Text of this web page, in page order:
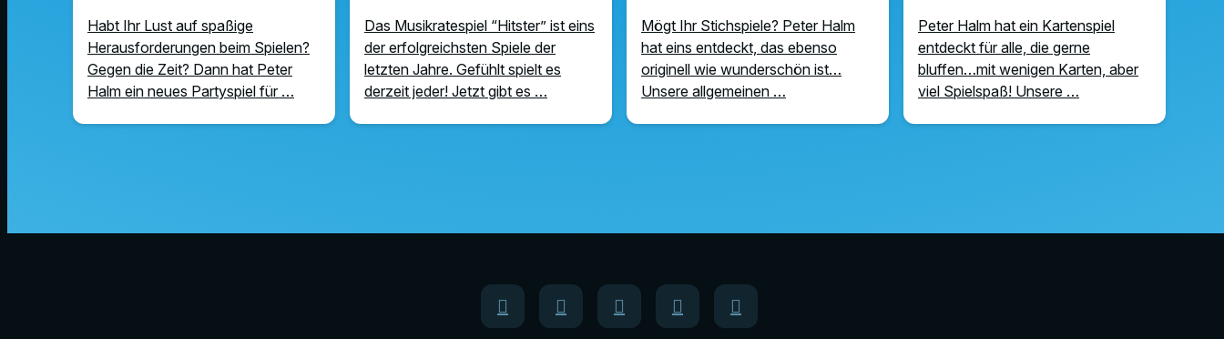
Habt Ihr Lust auf spaßige
Herausforderungen beim Spielen?
Gegen die Zeit? Dann hat Peter
Halm ein neues Partyspiel für …
Das Musikratespiel “Hitster” ist eins
der erfolgreichsten Spiele der
letzten Jahre. Gefühlt spielt es
derzeit jeder! Jetzt gibt es …
Mögt Ihr Stichspiele? Peter Halm
hat eins entdeckt, das ebenso
originell wie wunderschön ist…
Unsere allgemeinen …
Peter Halm hat ein Kartenspiel
entdeckt für alle, die gerne
bluffen…mit wenigen Karten, aber
viel Spielspaß! Unsere …